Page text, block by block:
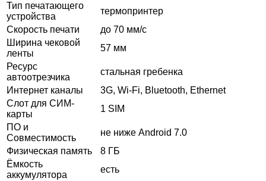
Тип печатающего
устройства
термопринтер
Скорость печати
до 70 мм/с
Ширина чековой
ленты
57 мм
Ресурс
автоотрезчика
стальная гребенка
Интернет каналы
3G, Wi-Fi, Bluetooth, Ethernet
Слот для СИМ-
карты
1 SIM
ПО и
Совместимость
не ниже Android 7.0
Физическая память
8 ГБ
Ёмкость
аккумулятора
есть